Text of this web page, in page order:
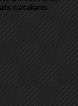
catalans